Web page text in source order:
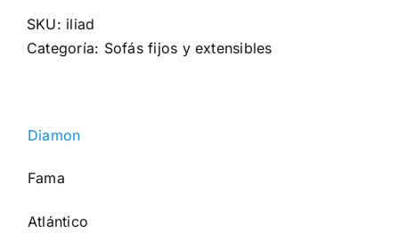
SKU: iliad
Categoría: Sofás fijos y extensibles
Diamon
Fama
Atlántico